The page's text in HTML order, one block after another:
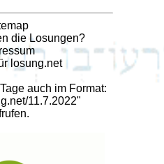
die Losungen?
losung.net
auch im Format:
11.7.2022"